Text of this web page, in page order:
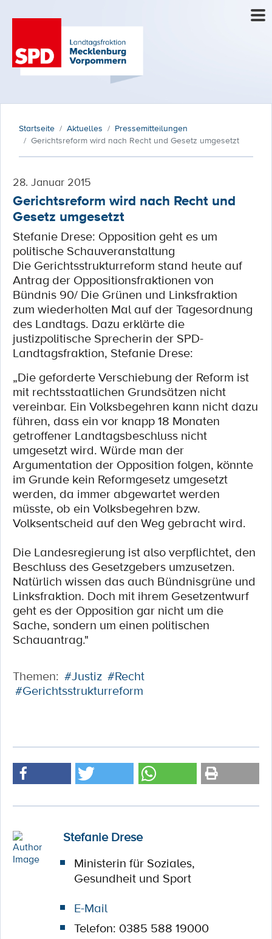
Startseite Aktuelles
Pressemitteilungen
Gerichtsreform wird nach Recht und Gesetz umgesetzt
28. Januar 2015
Gerichtsreform wird nach Recht und
Gesetz umgesetzt
Stefanie Drese: Opposition geht es um
politische Schauveranstaltung
Die Gerichtsstrukturreform stand heute auf
Antrag der Oppositionsfraktionen von
Bündnis 90/ Die Grünen und Linksfraktion
zum wiederholten Mal auf der Tagesordnung
des Landtags. Dazu erklärte die
justizpolitische Sprecherin der SPD-
Landtagsfraktion, Stefanie Drese:
„Die geforderte Verschiebung der Reform ist
mit rechtsstaatlichen Grundsätzen nicht
vereinbar. Ein Volksbegehren kann nicht dazu
führen, dass ein vor knapp 18 Monaten
getroffener Landtagsbeschluss nicht
umgesetzt wird. Würde man der
Argumentation der Opposition folgen, könnte
im Grunde kein Reformgesetz umgesetzt
werden, da immer abgewartet werden
müsste, ob ein Volksbegehren bzw.
Volksentscheid auf den Weg gebracht wird.
Die Landesregierung ist also verpflichtet, den
Beschluss des Gesetzgebers umzusetzen.
Natürlich wissen das auch Bündnisgrüne und
Linksfraktion. Doch mit ihrem Gesetzentwurf
geht es der Opposition gar nicht um die
Sache, sondern um einen politischen
Schauantrag."
Themen: #Justiz #Recht
#Gerichtsstrukturreform
Stefanie Drese
Ministerin für Soziales,
Gesundheit und Sport
E-Mail
Telefon: 0385 588 19000